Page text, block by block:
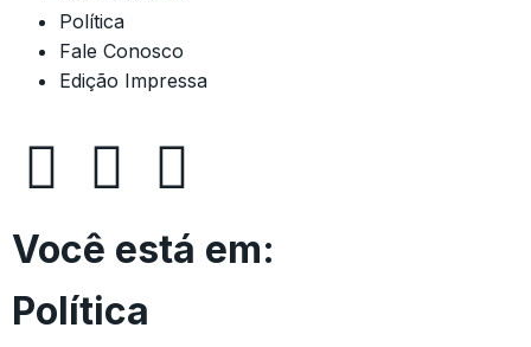
Política
Fale Conosco
Edição Impressa
Você está em:
Política